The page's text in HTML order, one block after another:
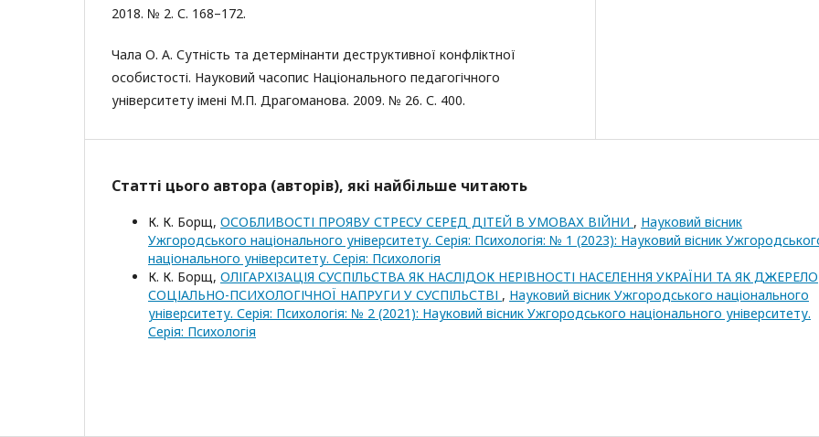
2018. № 2. С. 168–172.
Чала О. А. Сутність та детермінанти деструктивної конфліктної
особистості. Науковий часопис Національного педагогічного
університету імені М.П. Драгоманова. 2009. № 26. С. 400.
Статті цього автора (авторів), які найбільше читають
К. К. Борщ, ОСОБЛИВОСТІ ПРОЯВУ СТРЕСУ СЕРЕД ДІТЕЙ В УМОВАХ ВІЙНИ , Науковий вісник
Ужгородського національного університету. Серія: Психологія: № 1 (2023): Науковий вісник
національного університету. Серія: Психологія
К. К. Борщ, ОЛІГАРХІЗАЦІЯ СУСПІЛЬСТВА ЯК НАСЛІДОК НЕРІВНОСТІ НАСЕЛЕННЯ УКРАЇНИ ТА ЯК ДЖЕРЕЛО
СОЦІАЛЬНО-ПСИХОЛОГІЧНОЇ НАПРУГИ У СУСПІЛЬСТВІ , Науковий вісник Ужгородського національного
університету. Серія: Психологія: № 2 (2021): Науковий вісник Ужгородського національного університету.
Серія: Психологія